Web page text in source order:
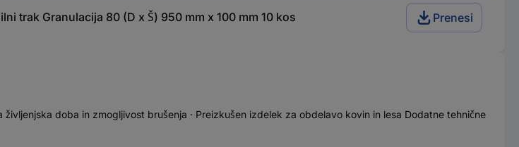
trak Granulacija 80 (D x Š) 950 mm x 100 mm 10 kos Prenesi
doba in zmogljivost brušenja · Preizkušen izdelek za obdelavo kovin in lesa Dodatne tehnične